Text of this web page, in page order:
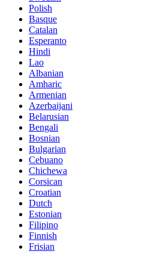
Polish
Basque
Catalan
Esperanto
Hindi
Lao
Albanian
Amharic
Armenian
Azerbaijani
Belarusian
Bengali
Bosnian
Bulgarian
Cebuano
Chichewa
Corsican
Croatian
Dutch
Estonian
Filipino
Finnish
Frisian